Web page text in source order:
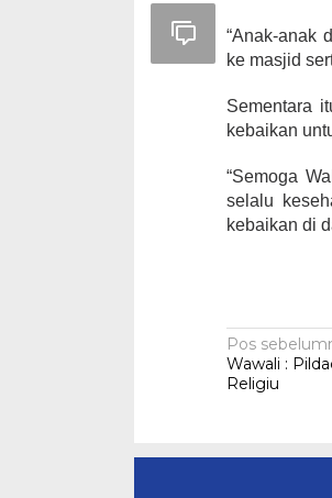
“Anak-anak
ke masjid
Sementara
kebaikan
“Semoga
selalu
kebaikan di
pos
Pos
Wawali :
Religiu